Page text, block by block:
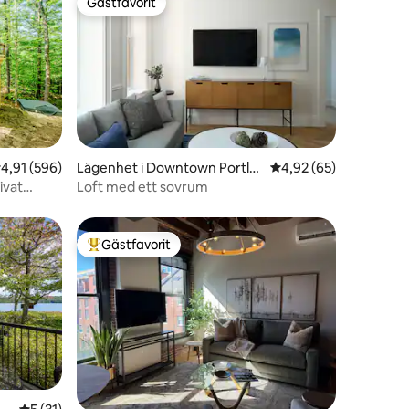
av 5 i genomsnittligt betyg, 596 omdömen
4,91 (596)
Gästfavorit
Lägenhet i Downtown Portla
nd
4,92 av 5 i
4,92 (65)
Loft med ett sovrum
Populär gästfavorit
Gästfavorit